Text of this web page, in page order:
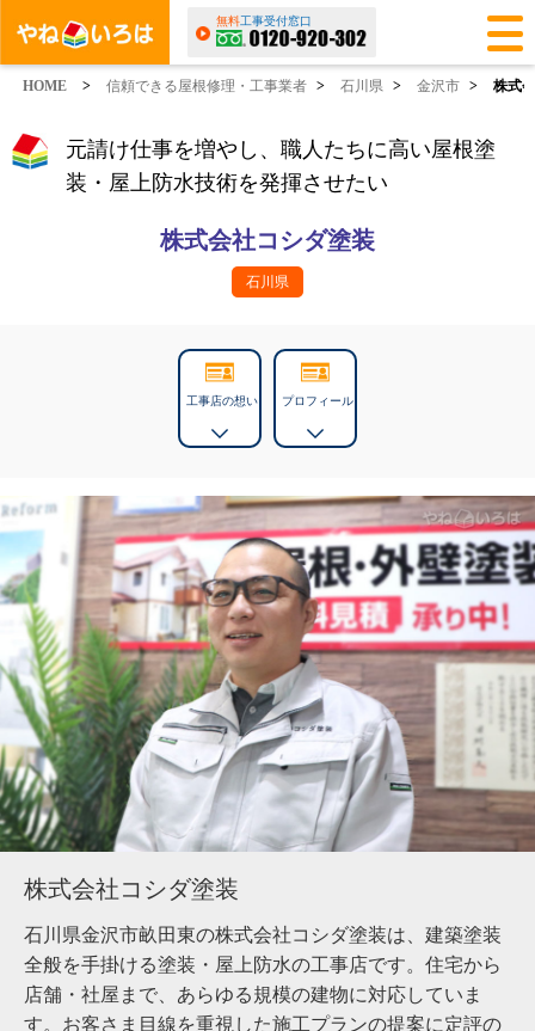
無料工事受付窓口
HOME > 信頼できる屋根修理・工事業者 > 石川県 > 金沢市 > 株式
元請け仕事を増やし、職人たちに高い屋根塗
装・屋上防水技術を発揮させたい
株式会社コシダ塗装
石川県
工事店の想い プロフィール
株式会社コシダ塗装
石川県金沢市畝田東の株式会社コシダ塗装は、建築塗装
全般を手掛ける塗装・屋上防水の工事店です。住宅から
店舗・社屋まで、あらゆる規模の建物に対応していま
す。お客さま目線を重視した施工プランの提案に定評の